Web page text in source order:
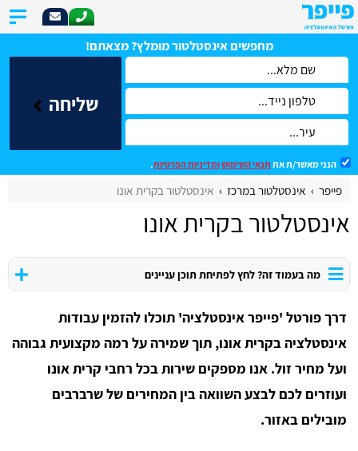
מחפשים אינסטלטור מומלץ? מצאתם!
שליחה
הנני מאשר/ת את תנאי השימושומדיניות הפרטיות.
פייפר אינסטלטור במרכז ​אינסטלטור בקרית אונו
​אינסטלטור בקרית אונו
מה בעמוד זה? לחץ לפתיחת תוכן עניינים
דרך פורטל 'פייפר אינסטלציה' תוכלו להזמין עבודות
אינסטלציה בקרית אונו, תוך שמירה על רמה מקצועית גבוהה
ועל מחיר זול. אנו מספקים שירות בכל רחבי קרית אונו
ועוזרים לכם לבצע השוואה בין המחירים של שרברבים
מובילים באזור.